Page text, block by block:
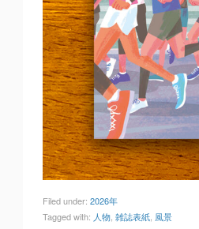
Filed under:2026年
Tagged with: 人物 ,雑誌表紙 風景